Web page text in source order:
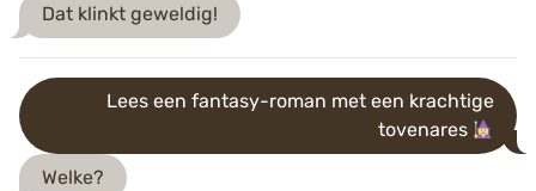
Dat klinkt geweldig!
Lees een fantasy-roman met een krachtige
tovenares
Welke?